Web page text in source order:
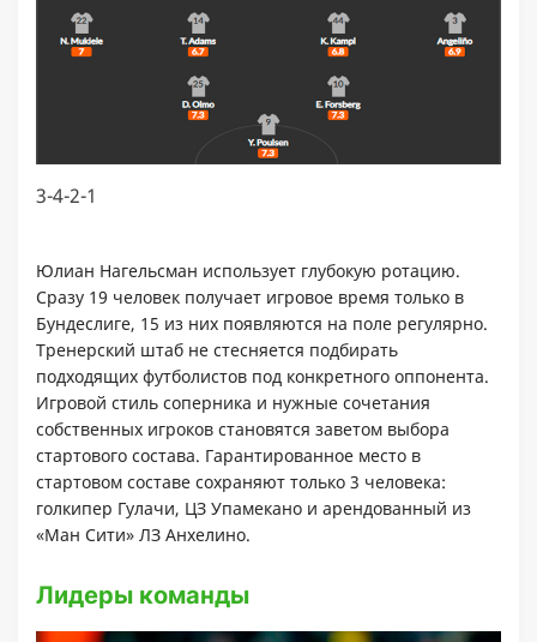
3-4-2-1
Юлиан Нагельсман использует глубокую ротацию.
Сразу 19 человек получает игровое время только в
Бундеслиге, 15 из них появляются на поле регулярно.
Тренерский штаб не стесняется подбирать
подходящих футболистов под конкретного оппонента.
Игровой стиль соперника и нужные сочетания
собственных игроков становятся заветом выбора
стартового состава. Гарантированное место в
стартовом составе сохраняют только 3 человека:
голкипер Гулачи, ЦЗ Упамекано и арендованный из
«Ман Сити» ЛЗ Анхелино.
Лидеры команды